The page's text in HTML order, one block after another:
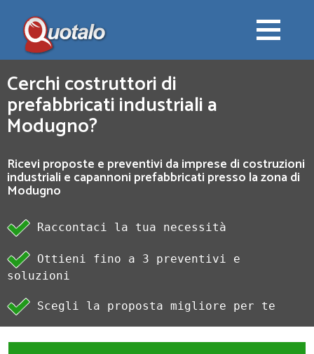
Cerchi costruttori di
prefabbricati industriali a
Modugno?
Ricevi proposte e preventivi da imprese di costruzioni
industriali e capannoni prefabbricati presso la zona di
Modugno
Raccontaci la tua necessità
Ottieni fino a 3 preventivi e
soluzioni
Scegli la proposta migliore per te